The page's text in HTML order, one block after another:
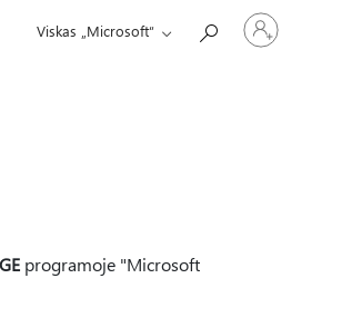
Viskas „Microsoft“
Prisijunkite
prie
paskyros
programoje "Microsoft